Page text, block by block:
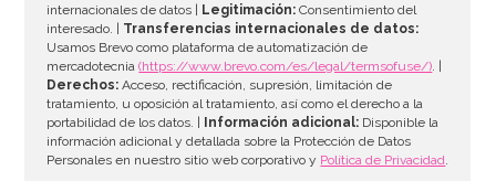
AÑADIR
internacionales de datos |
Legitimación: Consentimiento del
interesado. | Transferencias internacionales de datos:
Usamos Brevo como plataforma de automatización de
mercadotecnia(https://www.brevo.com/es/legal/termsofuse/). |
Derechos: Acceso, rectificación, supresión, limitación de
tratamiento, u oposición al tratamiento, así como el derecho a la
portabilidad de los datos. |
Información adicional: Disponible la
información adicional y detallada sobre la Protección de Datos
Personales en nuestro sitio web corporativo y Política de Privacidad.